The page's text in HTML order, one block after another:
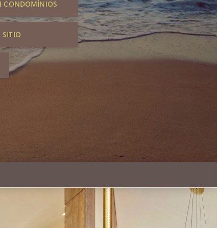
CONDOMÍNIOS
SITIO